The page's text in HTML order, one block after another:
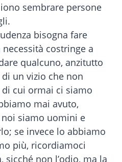
sembrare persone
bisogna fare
costringe a
qualcuno, anzitutto
un vizio che non
cui ormai ci siamo
mai avuto,
siamo uomini e
se invece lo abbiamo
più, ricordiamoci
non l’odio, ma la